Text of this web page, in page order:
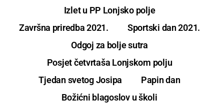
Izlet u PP Lonjsko polje
Završna priredba 2021.
Sportski dan 2021.
Odgoj za bolje sutra
Posjet četvrtaša Lonjskom polju
Tjedan svetog Josipa
Papin dan
Božićni blagoslov u školi